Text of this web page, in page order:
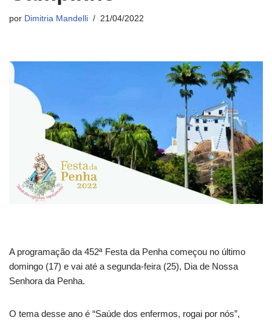
por Dimitria Mandelli 21/04/2022
A programação da 452ª Festa da Penha começou no último
domingo (17) e vai até a segunda-feira (25), Dia de Nossa
Senhora da Penha.
O tema desse ano é “Saúde dos enfermos, rogai por nós”,